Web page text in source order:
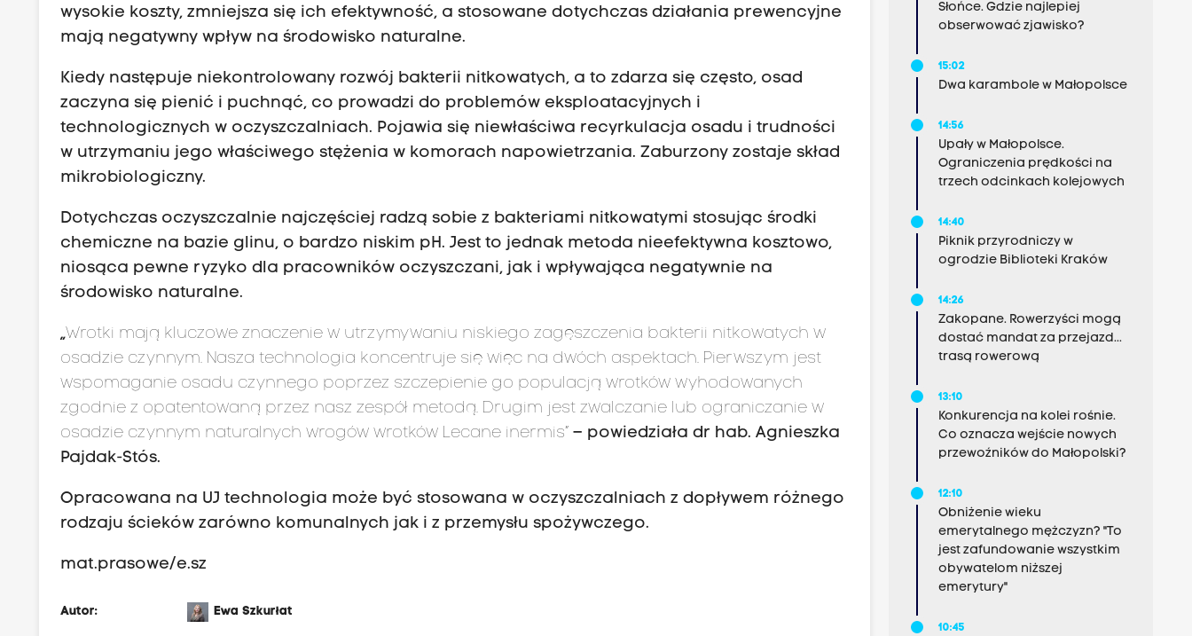
wysokie koszty, zmniejsza się ich efektywność, a stosowane dotychczas działania prewencyjne
mają negatywny wpływ na środowisko naturalne.
Kiedy następuje niekontrolowany rozwój bakterii nitkowatych, a to zdarza się często, osad
zaczyna się pienić i puchnąć, co prowadzi do problemów eksploatacyjnych i
technologicznych w oczyszczalniach. Pojawia się niewłaściwa recyrkulacja osadu i trudności
w utrzymaniu jego właściwego stężenia w komorach napowietrzania. Zaburzony zostaje skład
mikrobiologiczny.
Dotychczas oczyszczalnie najczęściej radzą sobie z bakteriami nitkowatymi stosując środki
chemiczne na bazie glinu, o bardzo niskim pH. Jest to jednak metoda nieefektywna kosztowo,
niosąca pewne ryzyko dla pracowników oczyszczani, jak i wpływająca negatywnie na
środowisko naturalne.
„Wrotki mają kluczowe znaczenie w utrzymywaniu niskiego zagęszczenia bakterii nitkowatych w
osadzie czynnym. Nasza technologia koncentruje się więc na dwóch aspektach. Pierwszym jest
wspomaganie osadu czynnego poprzez szczepienie go populacją wrotków wyhodowanych
zgodnie z opatentowaną przez nasz zespół metodą. Drugim jest zwalczanie lub ograniczanie w
osadzie czynnym naturalnych wrogów wrotków Lecane inermis”– powiedziała dr hab. Agnieszka
Pajdak-Stós.
Opracowana na UJ technologia może być stosowana w oczyszczalniach z dopływem różnego
rodzaju ścieków zarówno komunalnych jak i z przemysłu spożywczego.
mat.prasowe/e.sz
Autor: Ewa Szkurłat
Słońce. Gdzie najlepiej
obserwować zjawisko?
15:02
Dwa karambole w Małopolsce
14:56
Upały w Małopolsce.
Ograniczenia prędkości na
trzech odcinkach kolejowych
14:40
Piknik przyrodniczy w
ogrodzie Biblioteki Kraków
14:26
Zakopane. Rowerzyści mogą
dostać mandat za przejazd...
trasą rowerową
13:10
Konkurencja na kolei rośnie.
Co oznacza wejście nowych
przewoźników do Małopolski?
12:10
Obniżenie wieku
emerytalnego mężczyzn? "To
jest zafundowanie wszystkim
obywatelom niższej
emerytury"
10:45